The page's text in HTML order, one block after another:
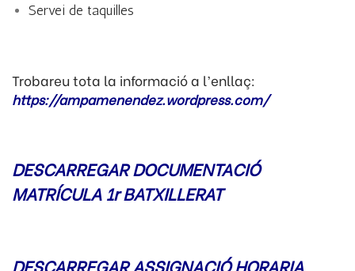
Servei de taquilles
Trobareu tota la informació a l’enllaç:
https://ampamenendez.wordpress.com/
DESCARREGAR DOCUMENTACIÓ
MATRÍCULA 1r BATXILLERAT
DESCARREGAR ASSIGNACIÓ HORARIA